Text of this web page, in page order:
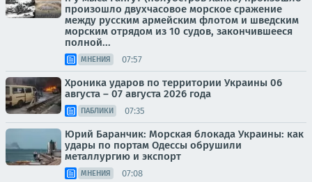
произошло двухчасовое морское сражение
между русским армейским флотом и шведским
морским отрядом из 10 судов, закончившееся
полной...
МНЕНИЯ 07:57
Хроника ударов по территории Украины 06
августа – 07 августа 2026 года
ПАБЛИКИ 07:35
Юрий Баранчик: Морская блокада Украины: как
удары по портам Одессы обрушили
металлургию и экспорт
МНЕНИЯ 07:08